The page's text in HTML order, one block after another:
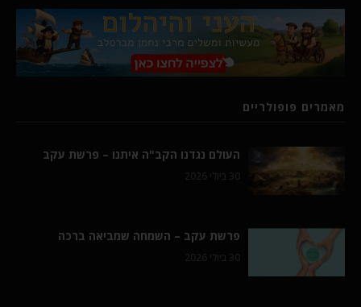
מאמרים פופולריים
העולם נגדנו הקב"ה איתנו – פרשת עקב
30 ביולי 2026
פרשת עקב – השמחה שמביאה ברכה
30 ביולי 2026